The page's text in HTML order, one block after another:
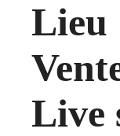
Lieu
Live